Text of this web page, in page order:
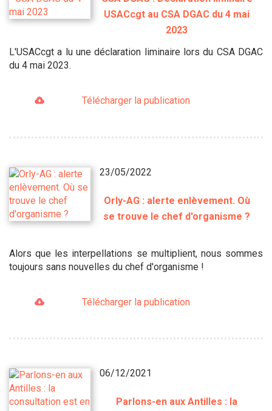
USACcgt au CSA DGAC du 4 mai
2023
L'USACcgt a lu une déclaration liminaire lors du CSA DGAC
du 4 mai 2023.
Télécharger la publication
23/05/2022
Orly-AG : alerte enlèvement. Où
se trouve le chef d'organisme ?
Alors que les interpellations se multiplient, nous sommes
toujours sans nouvelles du chef d'organisme !
Télécharger la publication
06/12/2021
Parlons-en aux Antilles : la